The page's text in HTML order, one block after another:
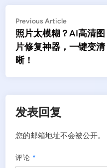
文
章
导
航
Previous ArticlePrevious
article:
照片太模糊？AI高清图
片修复神器，一键变清
晰！
发表回复
您的邮箱地址不会被公开。
评论 *